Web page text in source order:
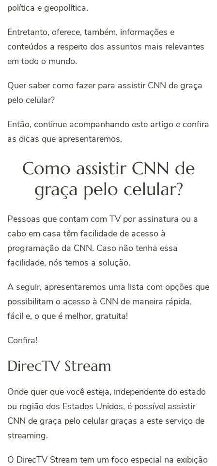
política e geopolítica.
Entretanto, oferece, também, informações e
conteúdos a respeito dos assuntos mais relevantes
em todo o mundo.
Quer saber como fazer para assistir CNN de graça
pelo celular?
Então, continue acompanhando este artigo e confira
as dicas que apresentaremos.
Como assistir CNN de
graça pelo celular?
Pessoas que contam com TV por assinatura ou a
cabo em casa têm facilidade de acesso à
programação da CNN. Caso não tenha essa
facilidade, nós temos a solução.
A seguir, apresentaremos uma lista com opções que
possibilitam o acesso à CNN de maneira rápida,
fácil e, o que é melhor, gratuita!
Confira!
DirecTV Stream
Onde quer que você esteja, independente do estado
ou região dos Estados Unidos, é possível assistir
CNN de graça pelo celular graças a este serviço de
streaming.
O DirecTV Stream tem um foco especial na exibição